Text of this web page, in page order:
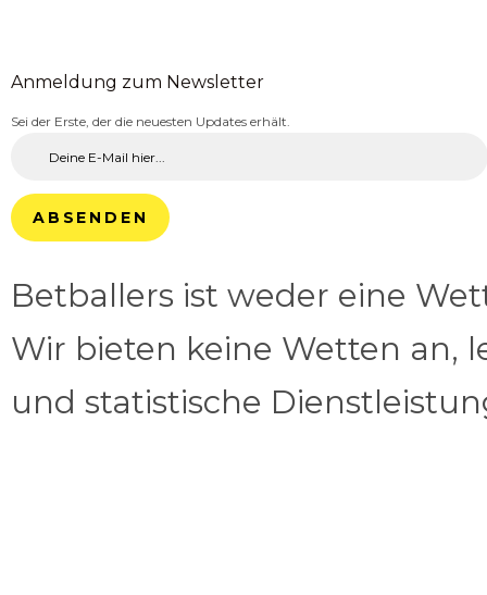
Anmeldung zum Newsletter
Sei der Erste, der die neuesten Updates erhält.
ABSENDEN
Betballers ist weder eine
Wir bieten keine Wetten an,
und statistische